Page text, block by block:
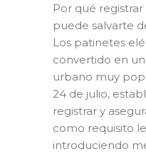
Por qué
puede salvarte
Los patinetes
convertido en
urbano muy
24 de julio,
registrar y
como requisito
introduciendo